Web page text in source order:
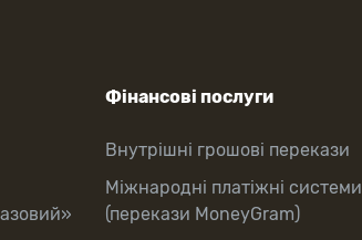
Фінансові послуги
Внутрішні грошові перекази
Міжнародні платіжні системи
(перекази MoneyGram)